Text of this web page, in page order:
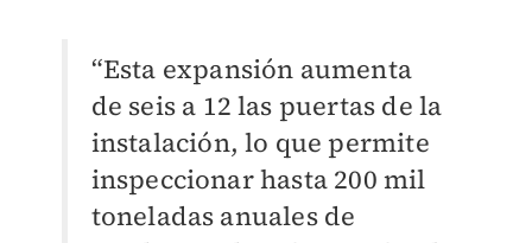
“Esta expansión aumenta
de seis a 12 las puertas de la
instalación, lo que permite
inspeccionar hasta 200 mil
toneladas anuales de